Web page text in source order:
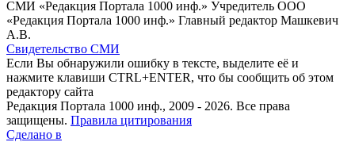
СМИ «Редакция Портала 1000 инф.» Учредитель ООО
«Редакция Портала 1000 инф.» Главный редактор Машкевич
А.В.
Свидетельство СМИ
Если Вы обнаружили ошибку в тексте, выделите её и
нажмите клавиши CTRL+ENTER, что бы сообщить об этом
редактору сайта
Редакция Портала 1000 инф., 2009 - 2026. Все права
защищены. Правила цитирования
Сделано в